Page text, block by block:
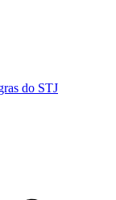
do STJ